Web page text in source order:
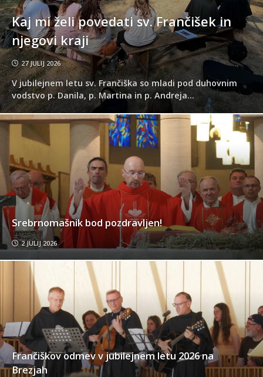
Kaj mi želi povedati sv. Frančišek in
njegovi kraji
27 JULIJ 2026
V jubilejnem letu sv. Frančiška so mladi pod duhovnim
vodstvo p. Danila, p. Martina in p. Andreja...
Srebrnomašnik bod pozdravljen!
2 JULIJ 2026
Frančiškov odmev v jubilejnem letu 2026 na
Brezjah